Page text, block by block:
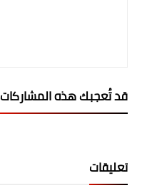
قد تُعجبك هذه المشاركات
تعليقات